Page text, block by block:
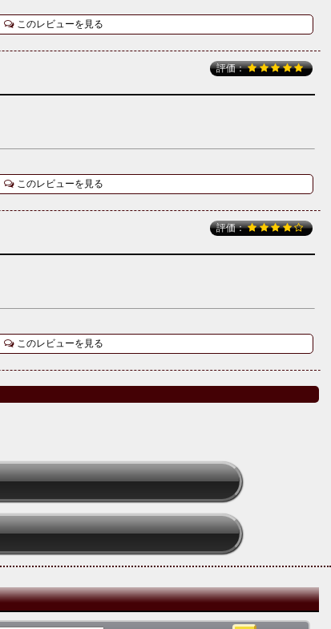
このレビューを見る
評価：
このレビューを見る
評価：
このレビューを見る